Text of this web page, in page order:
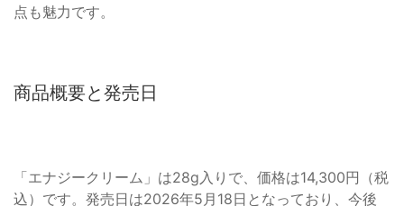
点も魅力です。
商品概要と発売日
「エナジークリーム」は28g入りで、価格は14,300円（税
込）です。発売日は2026年5月18日となっており、今後